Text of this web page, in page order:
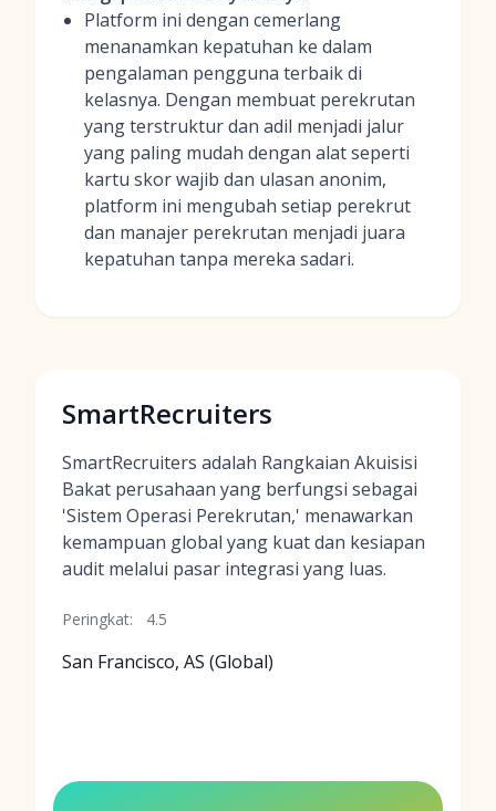
Platform ini dengan cemerlang
menanamkan kepatuhan ke dalam
pengalaman pengguna terbaik di
kelasnya. Dengan membuat perekrutan
yang terstruktur dan adil menjadi jalur
yang paling mudah dengan alat seperti
kartu skor wajib dan ulasan anonim,
platform ini mengubah setiap perekrut
dan manajer perekrutan menjadi juara
kepatuhan tanpa mereka sadari.
SmartRecruiters
SmartRecruiters adalah Rangkaian Akuisisi
Bakat perusahaan yang berfungsi sebagai
'Sistem Operasi Perekrutan,' menawarkan
kemampuan global yang kuat dan kesiapan
audit melalui pasar integrasi yang luas.
Peringkat: 4.5
San Francisco, AS (Global)